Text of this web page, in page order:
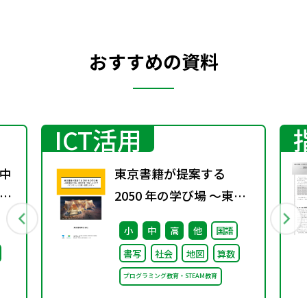
おすすめの資料
ICT活用
東京書籍が提案する
2050 年の学び場 ～東京
書籍は大阪・関西万博
「大阪ヘルスケア パビリ
オン」に出展・協賛しま
す～
小 中 高 他
国語
書写
社会 地図 算数
プログラミング教育・STEAM教育